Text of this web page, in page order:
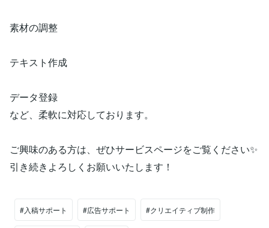
素材の調整
テキスト作成
データ登録
など、柔軟に対応しております。
ご興味のある方は、ぜひサービスページをご覧ください✨
引き続きよろしくお願いいたします！
#入稿サポート #広告サポート #クリエイティブ制作